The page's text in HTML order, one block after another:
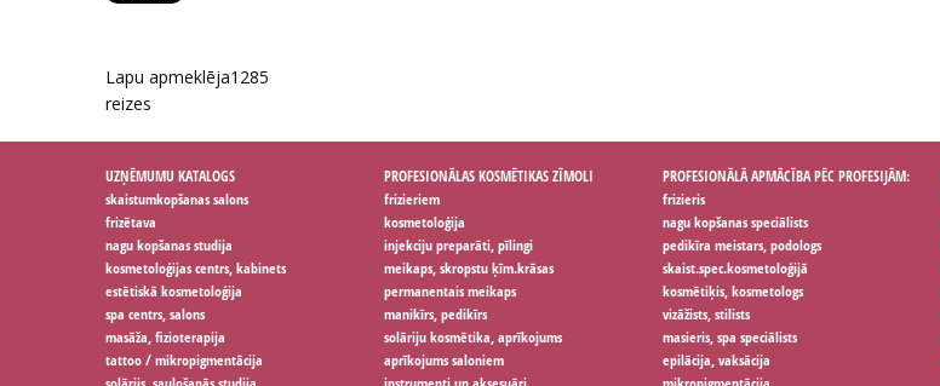
Lapu apmeklēja1285
reizes
UZŅĒMUMU KATALOGS
skaistumkopšanas salons
frizētava
nagu kopšanas studija
kosmetoloģijas centrs, kabinets
estētiskā kosmetoloģija
spa centrs, salons
masāža, fizioterapija
tattoo / mikropigmentācija
PROFESIONĀLAS KOSMĒTIKAS ZĪMOLI
frizieriem
kosmetoloģija
injekciju preparāti, pīlingi
meikaps, skropstu ķīm.krāsas
permanentais meikaps
manikīrs, pedikīrs
solāriju kosmētika, aprīkojums
aprīkojums saloniem
PROFESIONĀLĀ APMĀCĪBA PĒC PROFESIJĀM:
frizieris
nagu kopšanas speciālists
pedikīra meistars, podologs
skaist.spec.kosmetoloģijā
kosmētiķis, kosmetologs
vizāžists, stilists
masieris, spa speciālists
epilācija, vaksācija